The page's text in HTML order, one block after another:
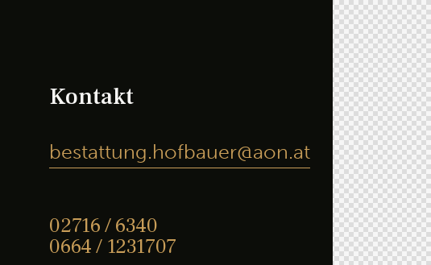
Kontakt
bestattung.hofbauer@aon.at
02716 / 6340
0664 / 1231707